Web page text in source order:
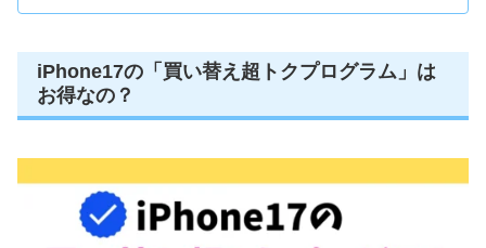
iPhone17の「買い替え超トクプログラム」は
お得なの？